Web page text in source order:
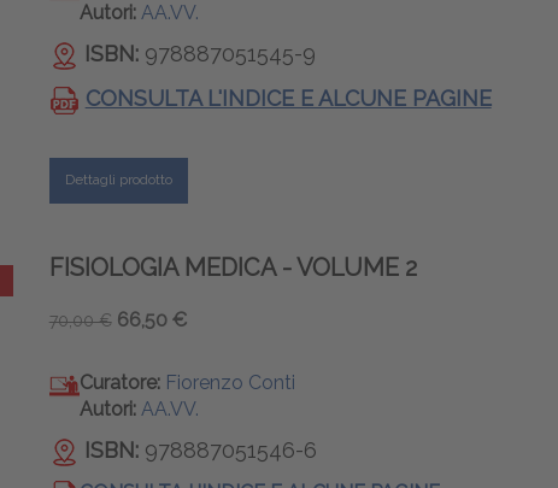
Autori: AA.VV.
ISBN: 978887051545-9
CONSULTA L'INDICE E ALCUNE PAGINE
Dettagli prodotto
FISIOLOGIA MEDICA - VOLUME 2
70,00 € 66,50 €
Curatore: Fiorenzo Conti
Autori: AA.VV.
ISBN:978887051546-6